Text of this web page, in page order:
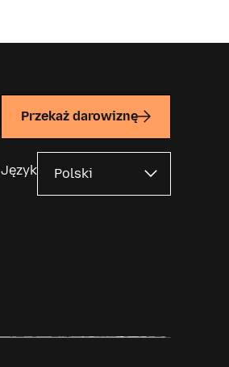
Przekaż darowiznę
Język